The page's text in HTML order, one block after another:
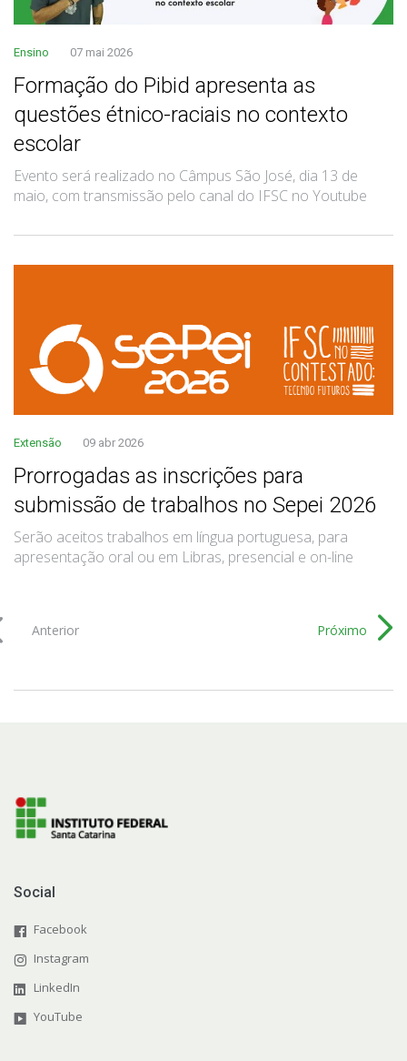
Ensino 07 mai 2026
Formação do Pibid apresenta as
questões étnico-raciais no contexto
escolar
Evento será realizado no Câmpus São José, dia 13 de
maio, com transmissão pelo canal do IFSC no Youtube
Extensão 09 abr 2026
Prorrogadas as inscrições para
submissão de trabalhos no Sepei 2026
Serão aceitos trabalhos em língua portuguesa, para
apresentação oral ou em Libras, presencial e on-line
Anterior Próximo
Social
Facebook
Instagram
LinkedIn
YouTube